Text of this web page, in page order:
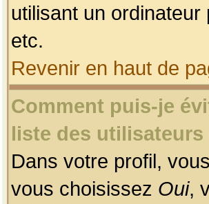
utilisant un
etc.
Revenir en haut de
Comment puis-je
liste des utilisateurs
Dans votre profil,
vous choisissez Oui,